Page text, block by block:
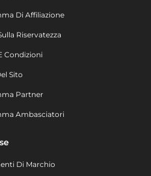
Di Affiliazione
Riservatezza
Condizioni
Sito
Partner
Ambasciatori
Di Marchio